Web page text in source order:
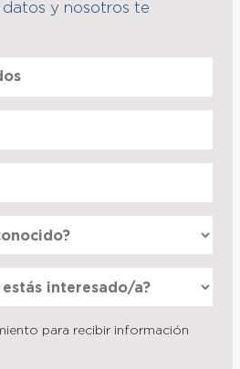
y nosotros te
para recibir información